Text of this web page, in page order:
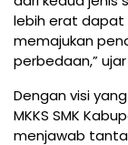
lebih erat dapat
memajukan
perbedaan,” ujar
Dengan visi
MKKS SMK
menjawab